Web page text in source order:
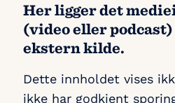
Her ligger det
(video eller
ekstern kilde.
Dette innholdet vises
ikke har godkjent